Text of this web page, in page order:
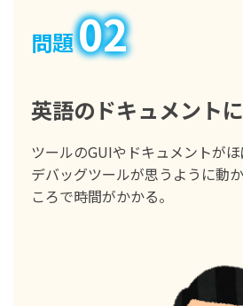
問題02
英語のドキュメント
ツールのGUIやドキュメントがほ
デバッグツールが思うように動
ころで時間がかかる。